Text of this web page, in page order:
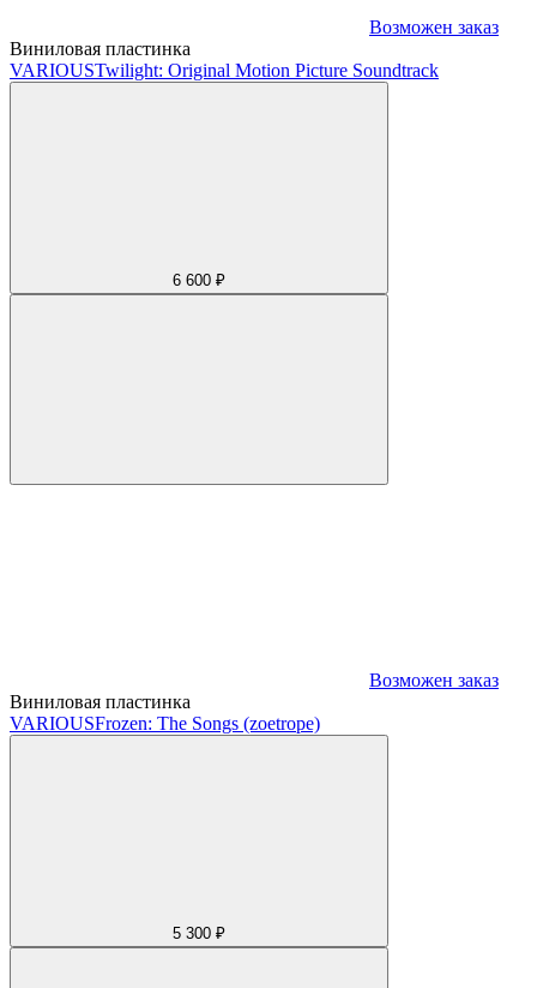
Возможен заказ
Виниловая пластинка
VARIOUSTwilight: Original Motion Picture Soundtrack
6 600 ₽
Возможен заказ
Виниловая пластинка
VARIOUSFrozen: The Songs (zoetrope)
5 300 ₽